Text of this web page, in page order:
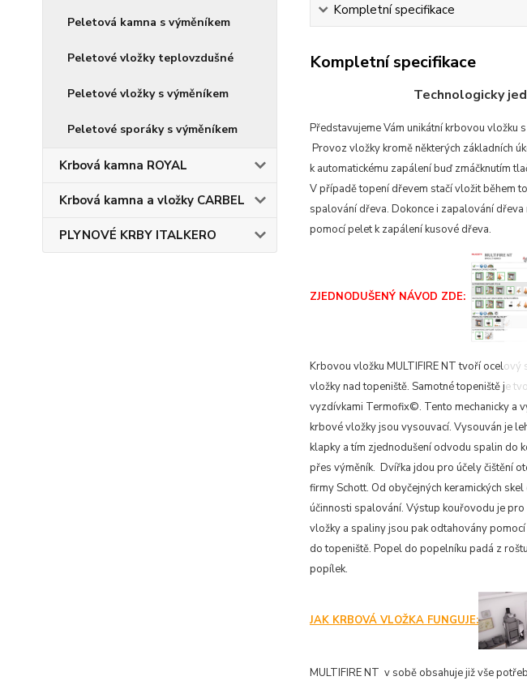
Peletová kamna s výměníkem
Peletové vložky teplovzdušné
Peletové vložky s výměníkem
Peletové sporáky s výměníkem
Krbová kamna ROYAL
Krbová kamna a vložky CARBEL
PLYNOVÉ KRBY ITALKERO
Kompletní specifikace
Kompletní specifikace
Technologicky
Představujeme Vám unikátní krbovou vložku
Provoz vložky kromě některých základních
k automatickému zapálení buď zmáčknutím
V případě topení dřevem stačí vložit během
spalování dřeva. Dokonce i zapalování
pomocí pelet k zapálení kusové dřeva.
ZJEDNODUŠENÝ NÁVOD ZDE:
Krbovou vložku MULTIFIRE NT tvoří
vložky nad topeniště. Samotné topeniště je
vyzdívkami Termofix©. Tento mechanicky a
krbové vložky jsou vysouvací. Vysouván je
klapky a tím zjednodušení odvodu spalin do
přes výměník. Dvířka jdou pro účely čištění
firmy Schott. Od obyčejných keramických
účinnosti spalování. Výstup kouřovodu je
vložky a spaliny jsou pak odtahovány
do topeniště. Popel do popelníku padá z
popílek.
JAK KRBOVÁ VLOŽKA FUNGUJE:
MULTIFIRE NT v sobě obsahuje již vše